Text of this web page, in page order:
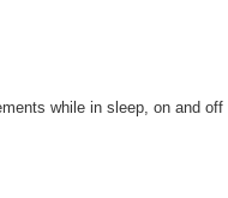
while in sleep, on and off